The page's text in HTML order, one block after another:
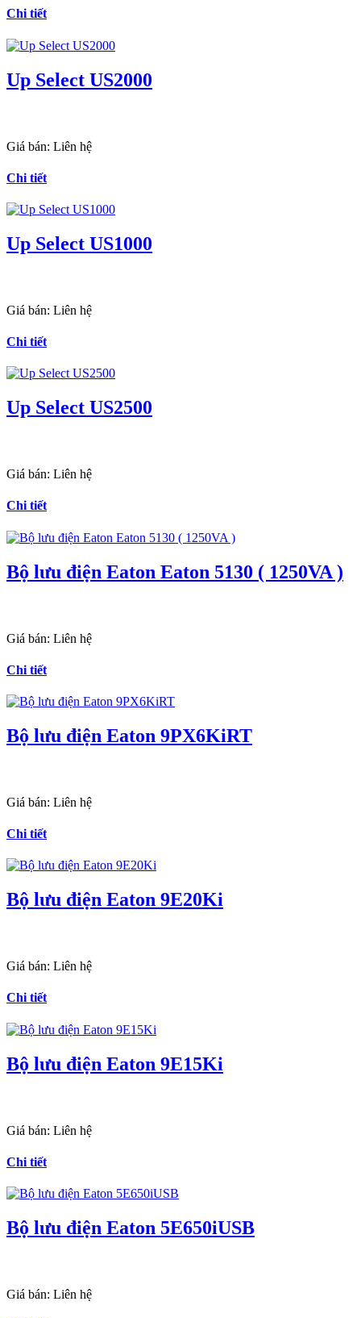
Chi tiết
Up Select US2000
Giá bán: Liên hệ
Chi tiết
Up Select US1000
Giá bán: Liên hệ
Chi tiết
Up Select US2500
Giá bán: Liên hệ
Chi tiết
Bộ lưu điện Eaton Eaton 5130 ( 1250VA )
Giá bán: Liên hệ
Chi tiết
Bộ lưu điện Eaton 9PX6KiRT
Giá bán: Liên hệ
Chi tiết
Bộ lưu điện Eaton 9E20Ki
Giá bán: Liên hệ
Chi tiết
Bộ lưu điện Eaton 9E15Ki
Giá bán: Liên hệ
Chi tiết
Bộ lưu điện Eaton 5E650iUSB
Giá bán: Liên hệ